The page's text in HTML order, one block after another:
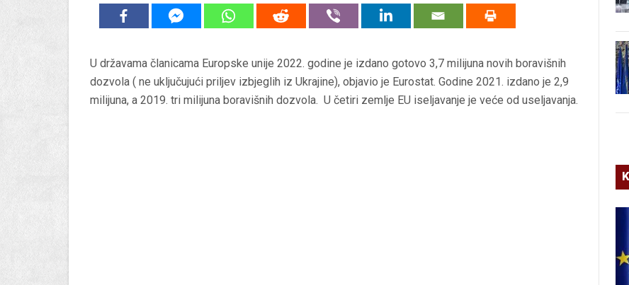
U državama članicama Europske unije 2022. godine je izdano gotovo 3,7 milijuna novih boravišnih
dozvola ( ne uključujući priljev izbjeglih iz Ukrajine), objavio je Eurostat. Godine 2021. izdano je 2,9
milijuna, a 2019. tri milijuna boravišnih dozvola. U četiri zemlje EU iseljavanje je veće od useljavanja.